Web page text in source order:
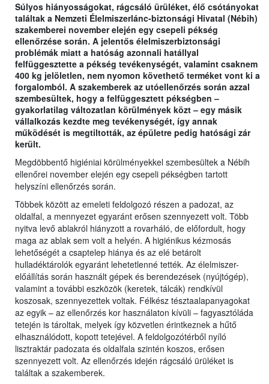
Súlyos hiányosságokat, rágcsáló ürüléket, élő csótányokat
találtak a Nemzeti Élelmiszerlánc-biztonsági Hivatal (Nébih)
szakemberei november elején egy csepeli pékség
ellenőrzése során. A jelentős élelmiszerbiztonsági
problémák miatt a hatóság azonnali hatállyal
felfüggesztette a pékség tevékenységét, valamint csaknem
400 kg jelöletlen, nem nyomon követhető terméket vont ki a
forgalomból. A szakemberek az utóellenőrzés során azzal
szembesültek, hogy a felfüggesztett pékségben –
gyakorlatilag változatlan körülmények közt – egy másik
vállalkozás kezdte meg tevékenységét, így annak
működését is megtiltották, az épületre pedig hatósági zár
került.
Megdöbbentő higiéniai körülményekkel szembesültek a Nébih
ellenőrei november elején egy csepeli pékségben tartott
helyszíni ellenőrzés során.
Többek között az emeleti feldolgozó részen a padozat, az
oldalfal, a mennyezet egyaránt erősen szennyezett volt. Több
nyitva levő ablakról hiányzott a rovarháló, de előfordult, hogy
maga az ablak sem volt a helyén. A higiénikus kézmosás
lehetőségét a csaptelep hiánya és az elé betárolt
hulladéktárolók egyaránt lehetetlenné tették. Az élelmiszer-
előállítás során használt gépek és berendezések (nyújtógép),
valamint a további eszközök (keretek, tálcák) rendkívül
koszosak, szennyezettek voltak. Félkész tésztaalapanyagokat
az egyik – az ellenőrzés kor használaton kívüli – fagyasztóláda
tetején is tároltak, melyek így közvetlen érintkeznek a hűtő
elhasználódott, kopott tetejével. A feldolgozótérből nyíló
lisztraktár padozata és oldalfala szintén koszos, erősen
szennyezett volt. Az ellenőrzés idején rágcsáló ürüléket is
találtak a szakemberek.